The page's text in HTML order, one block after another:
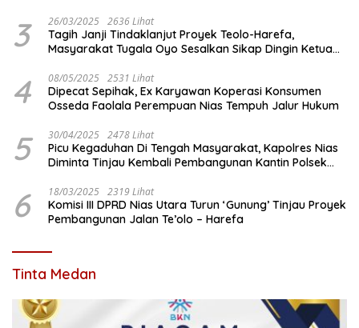
3 26/03/2025 2636 Lihat
Tagih Janji Tindaklanjut Proyek Teolo-Harefa,
Masyarakat Tugala Oyo Sesalkan Sikap Dingin Ketua
4 08/05/2025 2531 Lihat
Dipecat Sepihak, Ex Karyawan Koperasi Konsumen
Osseda Faolala Perempuan Nias Tempuh Jalur Hukum
5 30/04/2025 2478 Lihat
Picu Kegaduhan Di Tengah Masyarakat, Kapolres Nias
Diminta Tinjau Kembali Pembangunan Kantin Polsek
6 18/03/2025 2319 Lihat
Komisi III DPRD Nias Utara Turun ‘Gunung’ Tinjau Proyek
Pembangunan Jalan Te’olo – Harefa
Tinta Medan